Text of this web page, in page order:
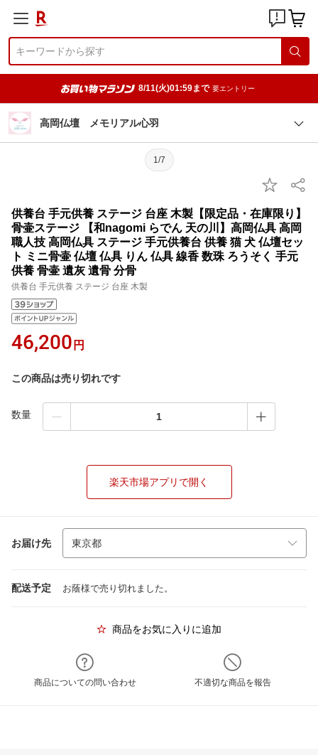
8/11(火)01:59まで 要エントリー
高岡仏壇 メモリアル心羽
1/7
供養台 手元供養 ステージ 台座 木製【限定品・在庫限り】
骨壷ステージ 【和nagomi らでん 天の川】高岡仏具 高岡
職人技 高岡仏具 ステージ 手元供養台 供養 猫 犬 仏壇セッ
ト ミニ骨壷 仏壇 仏具 りん 仏具 線香 数珠 ろうそく 手元
供養 骨壷 遺灰 遺骨 分骨
供養台 手元供養 ステージ 台座 木製
46,200 円
この商品は売り切れです
数量
楽天市場アプリで開く
お届け先
配送予定 お蔭様で売り切れました。
商品をお気に入りに追加
商品についての問い合わせ 不適切な商品を報告